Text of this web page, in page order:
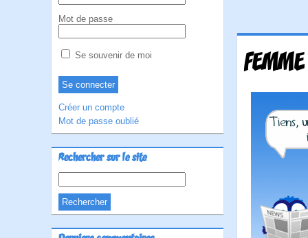
Mot de passe
Se souvenir de moi
Créer un compte
Mot de passe oublié
Rechercher sur le site